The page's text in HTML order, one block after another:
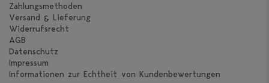
Zahlungsmethoden
Versand & Lieferung
Widerrufsrecht
AGB
Datenschutz
Impressum
Informationen zur Echtheit von Kundenbewertungen